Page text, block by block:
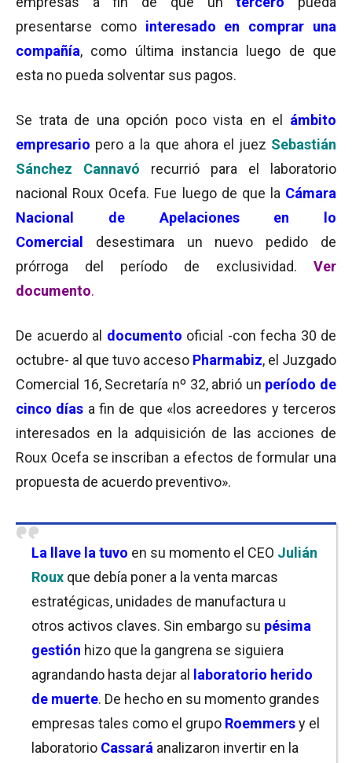
presentarse como interesado en comprar una
compañía, como última instancia luego de que
esta no pueda solventar sus pagos.
Se trata de una opción poco vista en el ámbito
empresario pero a la que ahora el juez Sebastián
Sánchez Cannavó recurrió para el laboratorio
nacional Roux Ocefa. Fue luego de que la Cámara
Nacional de Apelaciones en lo
Comercial desestimara un nuevo pedido de
prórroga del período de exclusividad. Ver
documento.
De acuerdo al documento oficial -con fecha 30 de
octubre- al que tuvo acceso Pharmabiz, el Juzgado
Comercial 16, Secretaría nº 32, abrió un período de
cinco días a fin de que «los acreedores y terceros
interesados en la adquisición de las acciones de
Roux Ocefa se inscriban a efectos de formular una
propuesta de acuerdo preventivo».
La llave la tuvo en su momento el CEO Julián
Roux que debía poner a la venta marcas
estratégicas, unidades de manufactura u
otros activos claves. Sin embargo su pésima
gestión hizo que la gangrena se siguiera
agrandando hasta dejar al
laboratorio herido
de muerte. De hecho en su momento grandes
empresas tales como el grupo Roemmersy el
laboratorio Cassará analizaron invertir en la